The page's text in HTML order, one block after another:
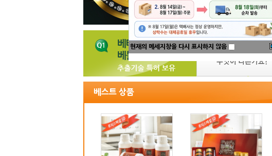
베스트 상품
현재의 메세지창을 다시 표시하지 않음